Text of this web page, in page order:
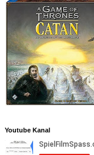
Youtube Kanal